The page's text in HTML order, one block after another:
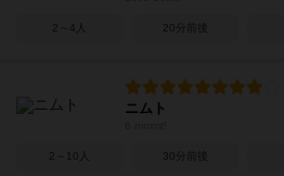
2～4人 20分前後
ニムト
2～10人 30分前後